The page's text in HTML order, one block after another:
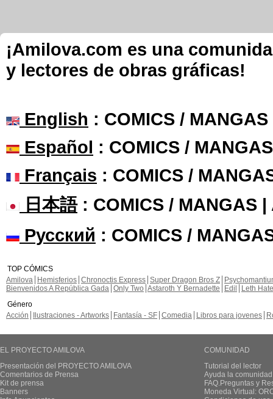
¡Amilova.com es una
y lectores de obras gráficas!
English : COMICS /
Español : COMICS /
Français : COMICS /
日本語: COMICS / MANGAS |
Русский : COMICS /
TOP CÓMICS
Amilova
Hemisferios Chronoctis Express Super Dragon Bros Z
Bienvenidos A República Gada Only Two Astaroth Y Bernadette Edil
Leth Hate
Género
Acción
Ilustraciones - Artworks Fantasía - SF Comedia Libros para jovenes
EL PROYECTO AMILOVA
Presentación del PROYECTO AMILOVA
Comentarios de Prensa
Kit de prensa
Banners
COMUNIDAD
Tutorial del lector
Ayuda la
FAQ.Preguntas y
Moneda Virtual: